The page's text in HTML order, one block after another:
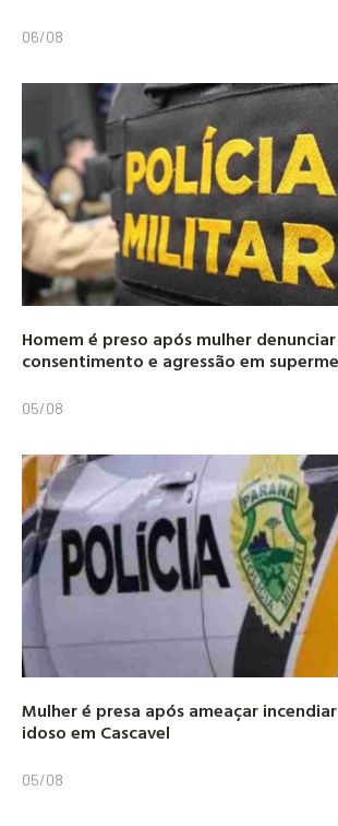
06/08
Homem é preso após mulher
consentimento e agressão em
05/08
Mulher é presa após ameaçar
idoso em Cascavel
05/08